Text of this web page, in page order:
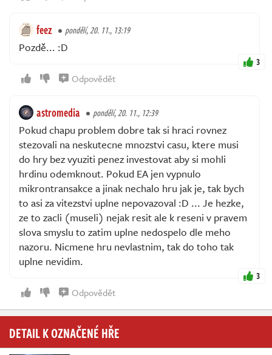
feez pondělí, 20. 11., 13:19
Pozdě... :D
3
Odpovědět
astromedia pondělí, 20. 11., 12:39
Pokud chapu problem dobre tak si hraci rovnez
stezovali na neskutecne mnozstvi casu, ktere musi
do hry bez vyuziti penez investovat aby si mohli
hrdinu odemknout. Pokud EA jen vypnulo
mikrontransakce a jinak nechalo hru jak je, tak bych
to asi za vitezstvi uplne nepovazoval :D ... Je hezke,
ze to zacli (museli) nejak resit ale k reseni v pravem
slova smyslu to zatim uplne nedospelo dle meho
nazoru. Nicmene hru nevlastnim, tak do toho tak
uplne nevidim.
3
Odpovědět
DETAIL K OZNAČENÉ HŘE